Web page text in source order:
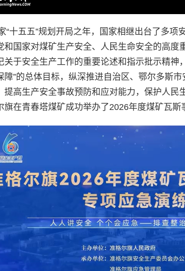
“十五五”规划开局之年，国家相继出台了多
和国家对煤矿生产安全、人民生命安全的高度
于安全生产工作的重要论述和指示批示精神
障”的总体目标，纵深推进自治区、鄂尔多斯
提高生产安全事故预防和应对能力，保护人民
在青春塔煤矿成功举办了2026年度煤矿瓦斯